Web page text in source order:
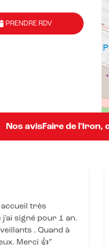
PRENDRE RDV
Nos avisFaire de l'Iron,
très
signé pour 1 an.
. Quand à
Merci 👍